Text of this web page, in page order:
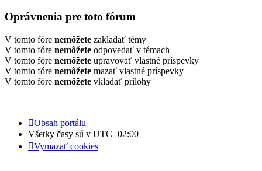
Oprávnenia pre toto fórum
V tomto fóre nemôžete zakladať témy
V tomto fóre nemôžete odpovedať v témach
V tomto fóre nemôžete upravovať vlastné príspevky
V tomto fóre nemôžete mazať vlastné príspevky
V tomto fóre nemôžete vkladať prílohy
Obsah portálu
Všetky časy sú v UTC+02:00
Vymazať cookies